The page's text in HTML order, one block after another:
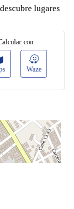
lugares
con
Waze